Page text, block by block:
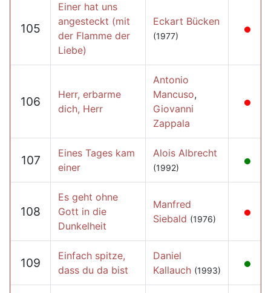
105
Einer hat uns
angesteckt (mit
der Flamme der
Liebe)
Eckart Bücken
(1977)
106
Herr, erbarme
dich, Herr
Antonio
Mancuso,
Giovanni
Zappala
107
Eines Tages kam
einer
Alois Albrecht
(1992)
108
Es geht ohne
Gott in die
Dunkelheit
Manfred
Siebald (1976)
109
Einfach spitze,
dass du da bist
Daniel
Kallauch (1993)